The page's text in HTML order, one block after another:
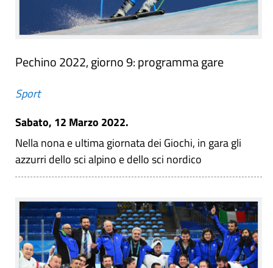
Pechino 2022, giorno 9: programma gare
Sport
Sabato, 12 Marzo 2022.
Nella nona e ultima giornata dei Giochi, in gara gli
azzurri dello sci alpino e dello sci nordico